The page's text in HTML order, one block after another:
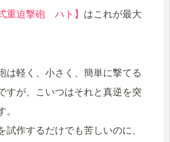
重迫撃砲 ハト】 はこれが最大
は軽く、小さく、簡単に撃てる
すが、こいつはそれと真逆を突
。
試作するだけでも苦しいのに、